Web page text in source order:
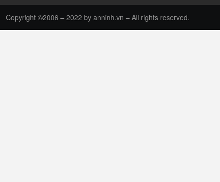
Copyright ©2006 – 2022 by anninh.vn – All rights reserved.